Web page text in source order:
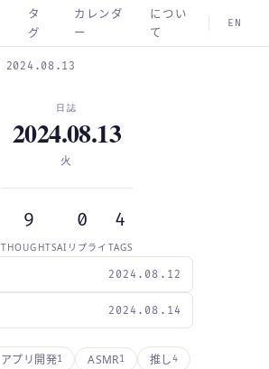
タ
グ
カレンダ
ー
につい
て
EN
2024.08.13
2024.08.12
日誌
2024.08.13
火
9
THOUGHTS
0
AIリプライ
4
TAGS
2024.08.14
アプリ開発1 ASMR1 推し4